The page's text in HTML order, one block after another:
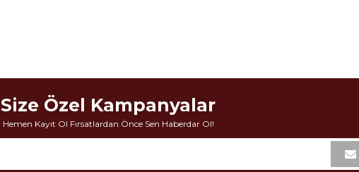
Size Özel Kampanyalar
Hemen Kayıt Ol Fırsatlardan Önce Sen Haberdar Ol!